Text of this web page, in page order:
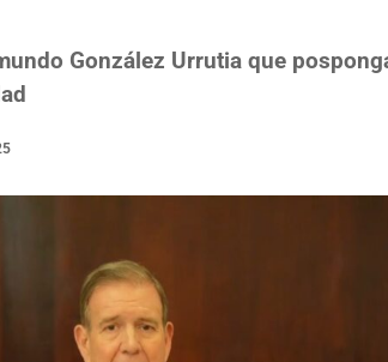
González Urrutia que